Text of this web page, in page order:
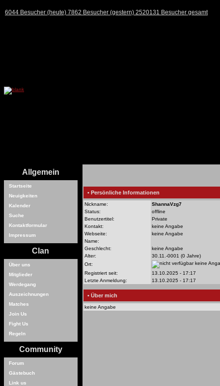
6044 Besucher (heute) 7862 Besucher (gestern) 2520131 Besucher gesamt
Allgemein
Startseite
Neuigkeiten
Kalender
Suche
Kontaktformular
Impressum
Clan
Über uns
Mitglieder
Werdegang
Auszeichnungen
Matches
Join Us
Fight Us
Regeln
Community
Forum
Gästebuch
Link us
• Persönliche Informationen
Nickname:
ShannaVzg7
Status:
offline
Benutzertitel:
Private
Kontakt:
keine Angabe
Webseite:
keine Angabe
Name:
Geschlecht:
keine Angabe
Alter:
30.11.-0001 (0 Jahre)
Ort:
keine
Registriert seit:
13.10.2025 - 17:17
Letzte Anmeldung:
13.10.2025 - 17:17
• Über mich
keine Angabe